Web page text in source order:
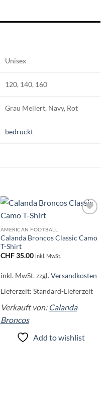
Unisex
120, 140, 160
Grau Meliert, Navy, Rot
bedruckt
AMERICAN FOOTBALL
Calanda Broncos Classic Camo
T-Shirt
CHF35.00 inkl. MwSt.
inkl. MwSt.zzgl.Versandkosten
Lieferzeit: Standard-Lieferzeit
Verkauft von: Calanda
Broncos
Add to wishlist